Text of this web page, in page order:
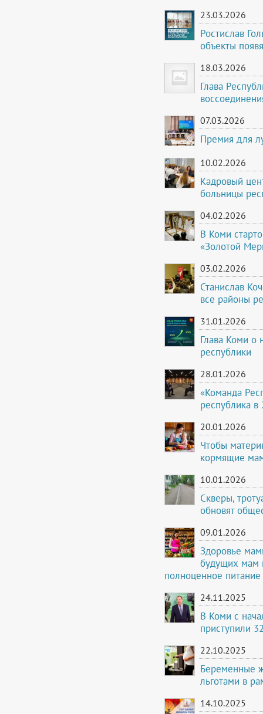
23.03.2026
Ростислав
объекты
18.03.2026
Глава
07.03.2026
Премия для
10.02.2026
Кадровый
больницы
04.02.2026
В Коми
«Золотой
03.02.2026
Станислав
все районы
31.01.2026
Глава Коми о
республики
28.01.2026
«Команда
республика в
20.01.2026
Чтобы
кормящие
10.01.2026
Скверы,
обновят
09.01.2026
Здоровье
будущих мам
полноценное питание
24.11.2025
В Коми с
приступили
22.10.2025
Беременные
льготами в
14.10.2025